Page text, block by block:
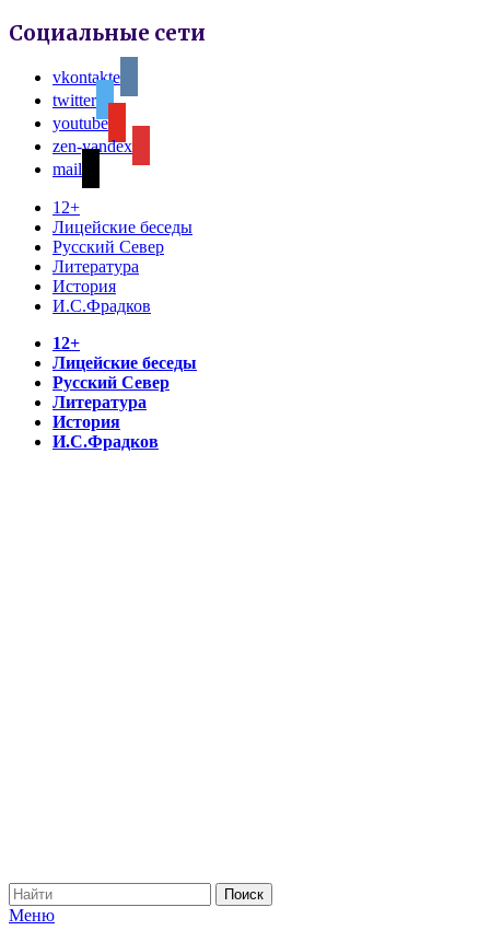
Социальные сети
vkontakte
twitter
youtube
zen-yandex
mail
12+
Лицейские беседы
Русский Север
Литература
История
И.С.Фрадков
12+
Лицейские беседы
Русский Север
Литература
История
И.С.Фрадков
Меню